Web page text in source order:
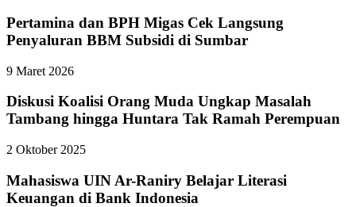
Pertamina dan BPH Migas Cek Langsung
Penyaluran BBM Subsidi di Sumbar
9 Maret 2026
Diskusi Koalisi Orang Muda Ungkap Masalah
Tambang hingga Huntara Tak Ramah Perempuan
2 Oktober 2025
Mahasiswa UIN Ar-Raniry Belajar Literasi
Keuangan di Bank Indonesia